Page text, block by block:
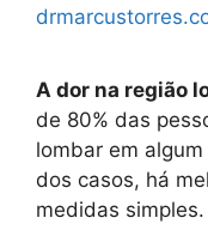
A dor na região
de 80% das
lombar em
dos casos, há
medidas simples.